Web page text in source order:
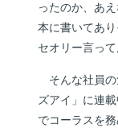
ったのか、あ
本に書いてあ
セオリー言っ
そんな社員の
ズアイ」に連
でコーラスを